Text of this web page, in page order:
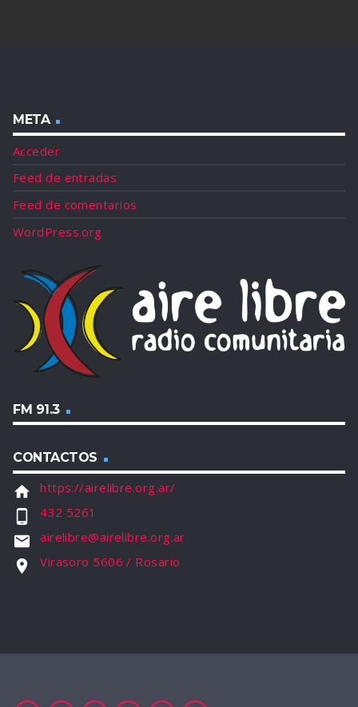
META
Acceder
Feed de entradas
Feed de comentarios
WordPress.org
FM 91.3
CONTACTOS
home https://airelibre.org.ar/
phone_android 432 5261
email airelibre@airelibre.org.ar
location_on Virasoro 5606 / Rosario